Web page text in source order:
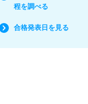
程を調べる
合格発表日を見る